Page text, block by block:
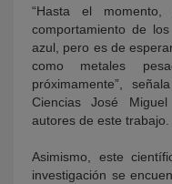
“Hasta el
comportamiento de
azul, pero es de
como metales
próximamente”,
Ciencias José
autores de este trabajo.
Asimismo, este
investigación se